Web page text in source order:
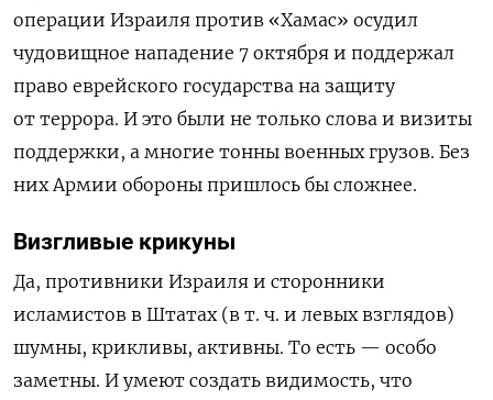
операции Израиля против «Хамас» осудил
чудовищное нападение 7 октября и поддержал
право еврейского государства на защиту
от террора. И это были не только слова и визиты
поддержки, а многие тонны военных грузов. Без
них Армии обороны пришлось бы сложнее.
Визгливые крикуны
Да, противники Израиля и сторонники
исламистов в Штатах (в т. ч. и левых взглядов)
шумны, крикливы, активны. То есть — особо
заметны. И умеют создать видимость, что